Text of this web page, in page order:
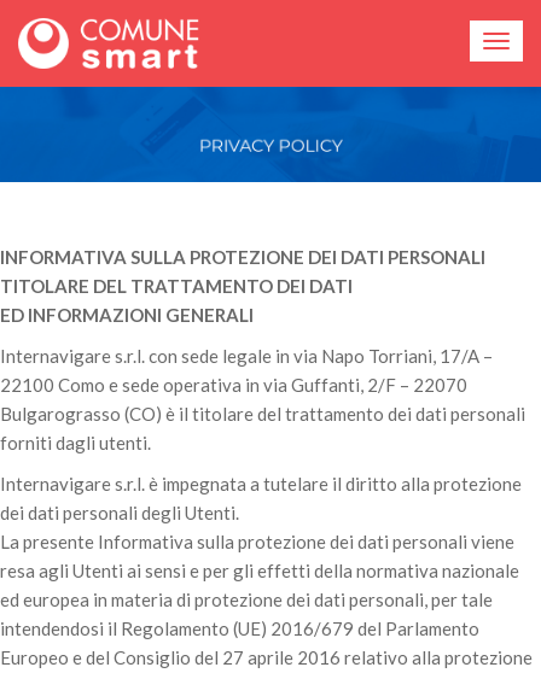
INFORMATIVA SULLA PROTEZIONE DEI DATI PERSONALI
TITOLARE DEL TRATTAMENTO DEI DATI
ED INFORMAZIONI GENERALI
Internavigare s.r.l. con sede legale in via Napo Torriani, 17/A –
22100 Como e sede operativa in via Guffanti, 2/F – 22070
Bulgarograsso (CO) è il titolare del trattamento dei dati personali
forniti dagli utenti.
Internavigare s.r.l. è impegnata a tutelare il diritto alla protezione
dei dati personali degli Utenti.
La presente Informativa sulla protezione dei dati personali viene
resa agli Utenti ai sensi e per gli effetti della normativa nazionale
ed europea in materia di protezione dei dati personali, per tale
intendendosi il Regolamento (UE) 2016/679 del Parlamento
Europeo e del Consiglio del 27 aprile 2016 relativo alla protezione